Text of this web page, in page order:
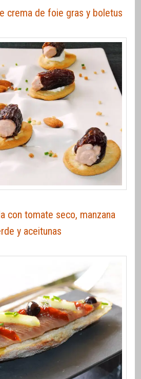
crema de foie gras y boletus
con tomate seco, manzana
y aceitunas